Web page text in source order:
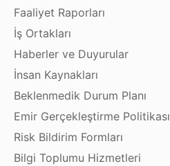
Faaliyet Raporları
İş Ortakları
Haberler ve Duyurular
İnsan Kaynakları
Beklenmedik Durum Planı
Emir Gerçekleştirme Politikası
Risk Bildirim Formları
Bilgi Toplumu Hizmetleri